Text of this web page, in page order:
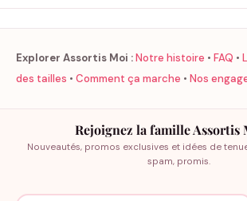
Explorer Assortis Moi :Notre histoire • FAQ •
des tailles • Comment ça marche • Nos
Rejoignez la famille Assortis
Nouveautés, promos exclusives et idées de
spam, promis.